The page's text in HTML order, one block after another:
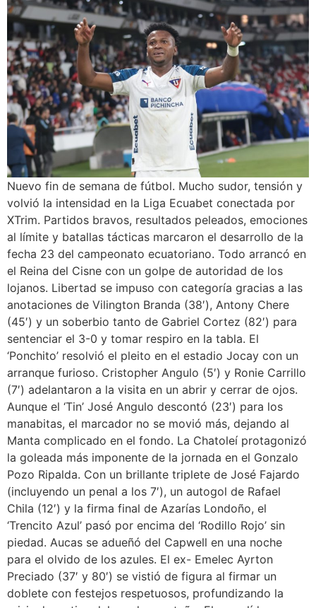
Nuevo fin de semana de fútbol. Mucho sudor, tensión y
volvió la intensidad en la Liga Ecuabet conectada por
XTrim. Partidos bravos, resultados peleados, emociones
al límite y batallas tácticas marcaron el desarrollo de la
fecha 23 del campeonato ecuatoriano. Todo arrancó en
el Reina del Cisne con un golpe de autoridad de los
lojanos. Libertad se impuso con categoría gracias a las
anotaciones de Vilington Branda (38′), Antony Chere
(45′) y un soberbio tanto de Gabriel Cortez (82′) para
sentenciar el 3-0 y tomar respiro en la tabla. El
‘Ponchito’ resolvió el pleito en el estadio Jocay con un
arranque furioso. Cristopher Angulo (5′) y Ronie Carrillo
(7′) adelantaron a la visita en un abrir y cerrar de ojos.
Aunque el ‘Tin’ José Angulo descontó (23′) para los
manabitas, el marcador no se movió más, dejando al
Manta complicado en el fondo. La Chatoleí protagonizó
la goleada más imponente de la jornada en el Gonzalo
Pozo Ripalda. Con un brillante triplete de José Fajardo
(incluyendo un penal a los 7′), un autogol de Rafael
Chila (12′) y la firma final de Azarías Londoño, el
‘Trencito Azul’ pasó por encima del ‘Rodillo Rojo’ sin
piedad. Aucas se adueñó del Capwell en una noche
para el olvido de los azules. El ex- Emelec Ayrton
Preciado (37′ y 80′) se vistió de figura al firmar un
doblete con festejos respetuosos, profundizando la